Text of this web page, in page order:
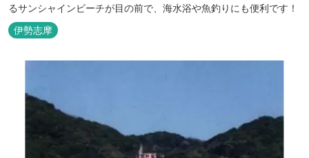
るサンシャインビーチが目の前で、海水浴や魚釣りにも便利です！
伊勢志摩